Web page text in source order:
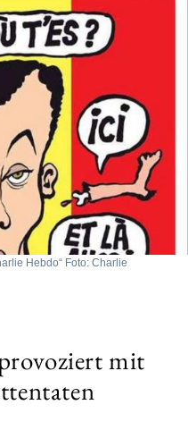
Hebdo“ Foto: Charlie
mit